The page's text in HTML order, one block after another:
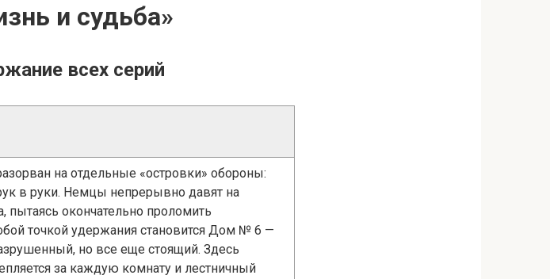
и судьба»
всех серий
на отдельные «островки» обороны:
в руки. Немцы непрерывно давят на
пытаясь окончательно проломить
точкой удержания становится Дом № 6 —
но все еще стоящий. Здесь
за каждую комнату и лестничный